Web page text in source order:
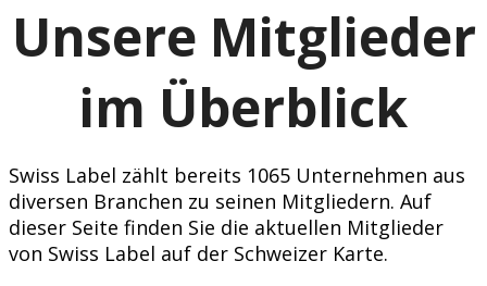
Unsere Mitglieder
im Überblick
Swiss Label zählt bereits 1065 Unternehmen aus
diversen Branchen zu seinen Mitgliedern. Auf
dieser Seite finden Sie die aktuellen Mitglieder
von Swiss Label auf der Schweizer Karte.